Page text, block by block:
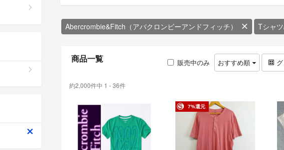
Abercrombie&Fitch（アバクロンビーアンドフィッチ） Tシャ
商品一覧 販売中のみ おすすめ順
約2,000件中 1 - 36件
7%還元